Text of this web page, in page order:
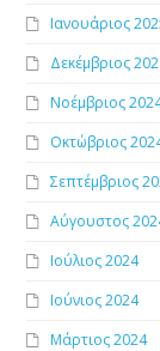
Ιανουάριος
Δεκέμβριος
Νοέμβριος
Οκτώβριος
Σεπτέμβριος
Αύγουστος
Ιούλιος 2024
Ιούνιος 2024
Μάρτιος 2024